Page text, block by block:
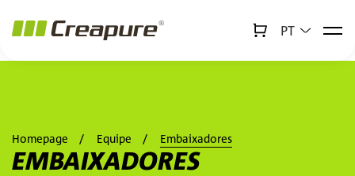
PT
Homepage Equipe Embaixadores
EMBAIXADORES
Creabot ↻ x